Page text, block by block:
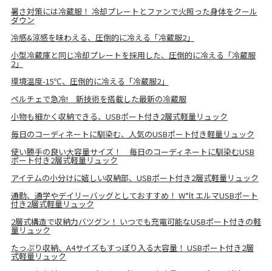
暑さ対策には冷蔵服！ 冷却プレートとファンで火照った身体をクール
ダウン
冷感&涼感を味わえる、圧倒的に冷える「冷蔵服2」
小型冷蔵庫と同じ冷却プレートを採用した、圧倒的に冷える「冷蔵服
2」
環境温度-15℃、圧倒的に冷える「冷蔵服2」
ペルチェで急冷! 新技術を搭載した最新の冷蔵服
小物も細かく収納できる、USBポート付き2層式軽量リュック
毎日のコーディネートに馴染む、人気のUSBポート付き軽量リュック
使い勝手の良い大容量サイズ！ 毎日のコーディネートに馴染むUSB
ポート付き2層式軽量リュック
アイテムの小分けに嬉しい収納部、USBポート付き2層式軽量リュック
通勤、通学やデイリーバッグとしておすすめ！ W*lt エルマUSBポート
付き2層式軽量リュック
2層式構造で収納力バツグン！ いつでも充電可能なUSBポート付きの軽
量リュック
たっぷり収納、A4サイズもすっぽり入る大容量！ USBポート付き2層
式軽量リュック